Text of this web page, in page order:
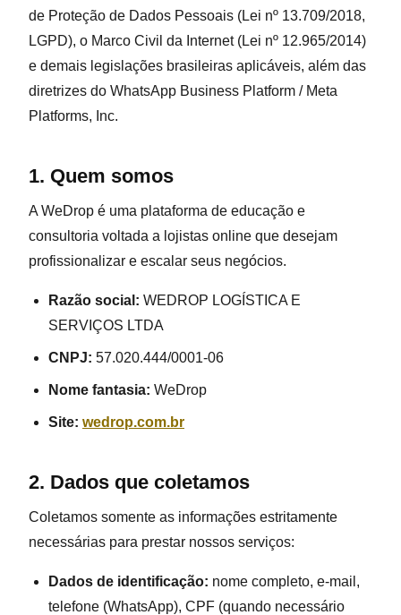
de Proteção de Dados Pessoais (Lei nº 13.709/2018,
LGPD), o Marco Civil da Internet (Lei nº 12.965/2014)
e demais legislações brasileiras aplicáveis, além das
diretrizes do WhatsApp Business Platform / Meta
Platforms, Inc.
1. Quem somos
A WeDrop é uma plataforma de educação e
consultoria voltada a lojistas online que desejam
profissionalizar e escalar seus negócios.
Razão social: WEDROP LOGÍSTICA E
SERVIÇOS LTDA
CNPJ: 57.020.444/0001-06
Nome fantasia: WeDrop
Site: wedrop.com.br
2. Dados que coletamos
Coletamos somente as informações estritamente
necessárias para prestar nossos serviços:
Dados de identificação: nome completo, e-mail,
telefone (WhatsApp), CPF (quando necessário